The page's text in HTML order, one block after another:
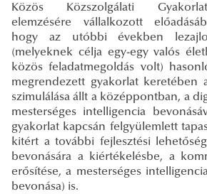
Közös Közszolgálati
elemzésére vállalkozott
hogy az utóbbi években
(melyeknek célja egy-egy valós
közös feladatmegoldás volt)
megrendezett gyakorlat keretében
szimulálása állt a középpontban, a
mesterséges intelligencia
gyakorlat kapcsán felgyülemlett
kitért a további fejlesztési
bevonására a kiértékelésbe, a
erősítése, a mesterséges
bevonása) is.